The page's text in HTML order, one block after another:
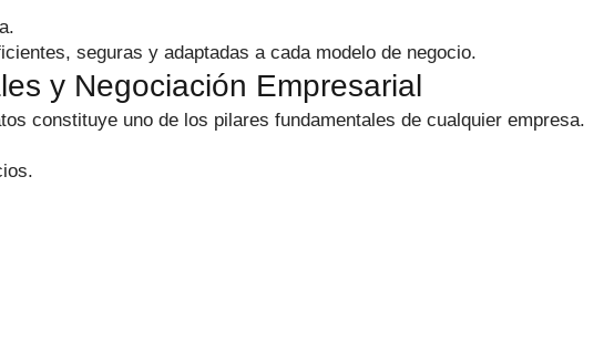
seguras y adaptadas a cada modelo de negocio.
y Negociación Empresarial
constituye uno de los pilares fundamentales de cualquier empresa.